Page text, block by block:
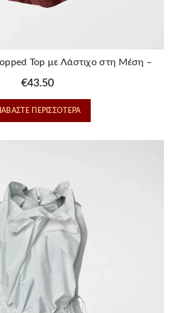
Top με Λάστιχο στη Μέση –
€43.50
ΠΕΡΙΣΣΌΤΕΡΑ